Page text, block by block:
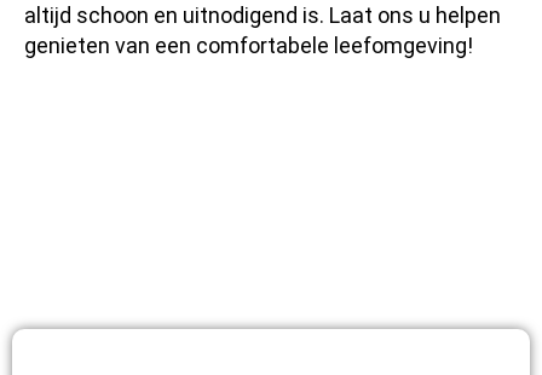
altijd schoon en uitnodigend is. Laat ons u helpen
genieten van een comfortabele leefomgeving!